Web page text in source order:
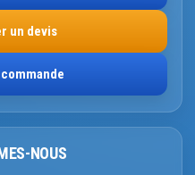
un devis
NOUS